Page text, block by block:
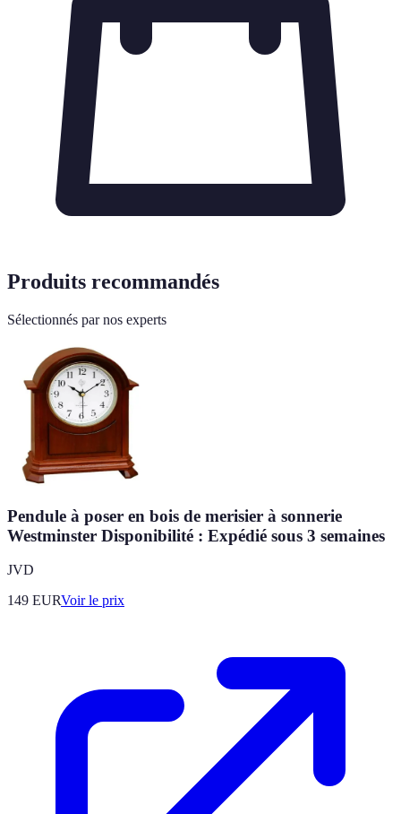
Produits recommandés
Sélectionnés par nos experts
Pendule à poser en bois de merisier à sonnerie
Westminster Disponibilité : Expédié sous 3 semaines
JVD
149 EURVoir le prix